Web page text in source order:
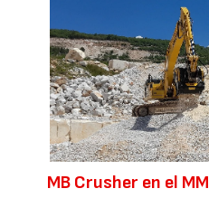
MB Crusher en el